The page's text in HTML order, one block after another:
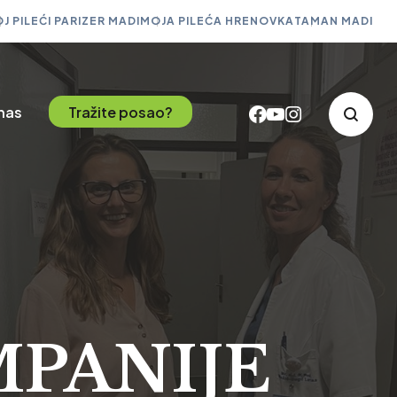
PILEĆI PARIZER MADIMOJA PILEĆA HRENOVKATAMAN MADI
Tražite posao?